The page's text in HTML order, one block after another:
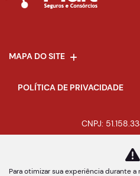
MAPA DO SITE
POLÍTICA DE PRIVACIDADE
CNPJ:
Para otimizar sua experiência durante a